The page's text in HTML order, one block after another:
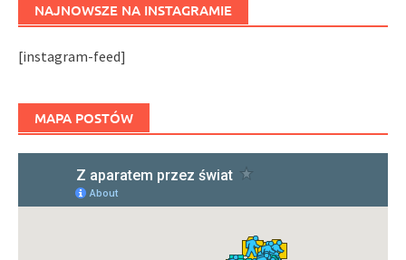
NAJNOWSZE NA INSTAGRAMIE
[instagram-feed]
MAPA POSTÓW